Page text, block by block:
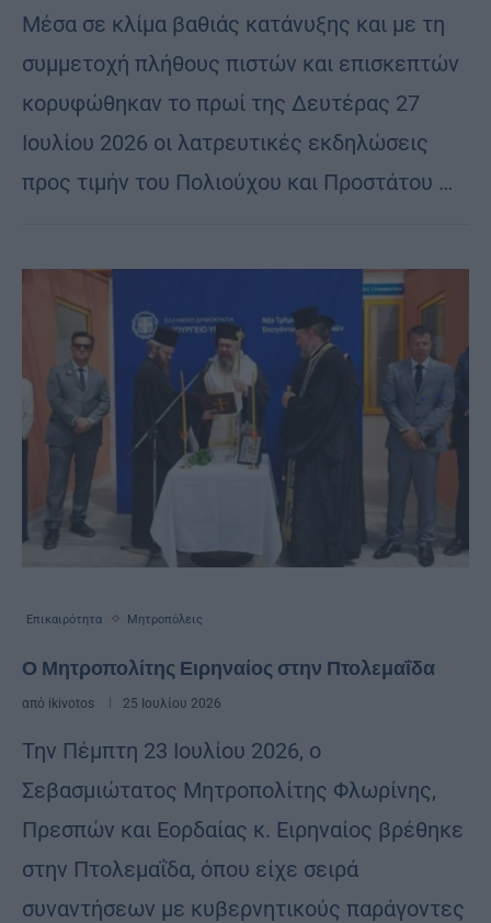
Μέσα σε κλίμα βαθιάς κατάνυξης και με τη
συμμετοχή πλήθους πιστών και επισκεπτών
κορυφώθηκαν το πρωί της Δευτέρας 27
Ιουλίου 2026 οι λατρευτικές εκδηλώσεις
προς τιμήν του Πολιούχου και Προστάτου …
Επικαιρότητα Μητροπόλεις
Ο Μητροπολίτης Ειρηναίος στην Πτολεμαΐδα
από ikivotos 25 Ιουλίου 2026
Την Πέμπτη 23 Ιουλίου 2026, ο
Σεβασμιώτατος Μητροπολίτης Φλωρίνης,
Πρεσπών και Εορδαίας κ. Ειρηναίος βρέθηκε
στην Πτολεμαΐδα, όπου είχε σειρά
συναντήσεων με κυβερνητικούς παράγοντες